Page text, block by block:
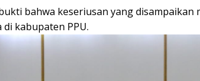
bahwa keseriusan yang disampaikan
kabupaten PPU.